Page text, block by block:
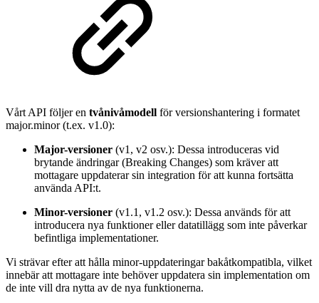
Vårt API följer en tvånivåmodell för versionshantering i formatet
major.minor (t.ex. v1.0):
Major-versioner (v1, v2 osv.): Dessa introduceras vid
brytande ändringar (Breaking Changes) som kräver att
mottagare uppdaterar sin integration för att kunna fortsätta
använda API:t.
Minor-versioner (v1.1, v1.2 osv.): Dessa används för att
introducera nya funktioner eller datatillägg som inte påverkar
befintliga implementationer.
Vi strävar efter att hålla minor-uppdateringar bakåtkompatibla, vilket
innebär att mottagare inte behöver uppdatera sin implementation om
de inte vill dra nytta av de nya funktionerna.